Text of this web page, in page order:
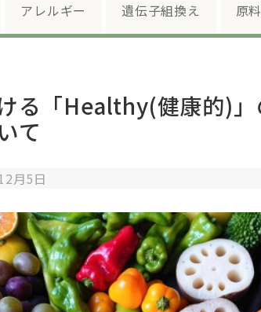
アレルギー 遺伝子組換え 原
る「Healthy(健康的)
て
月5日